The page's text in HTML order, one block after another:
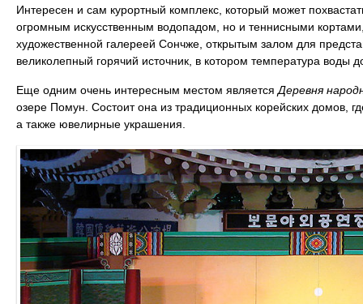
Интересен и сам курортный комплекс, который может
огромным искусственным водопадом, но и теннисными
художественной галереей Сончже, открытым залом для
великолепный горячий источник, в котором температура воды
Еще одним очень интересным местом является Деревня
озере Помун. Состоит она из традиционных корейских домов,
а также ювелирные украшения.